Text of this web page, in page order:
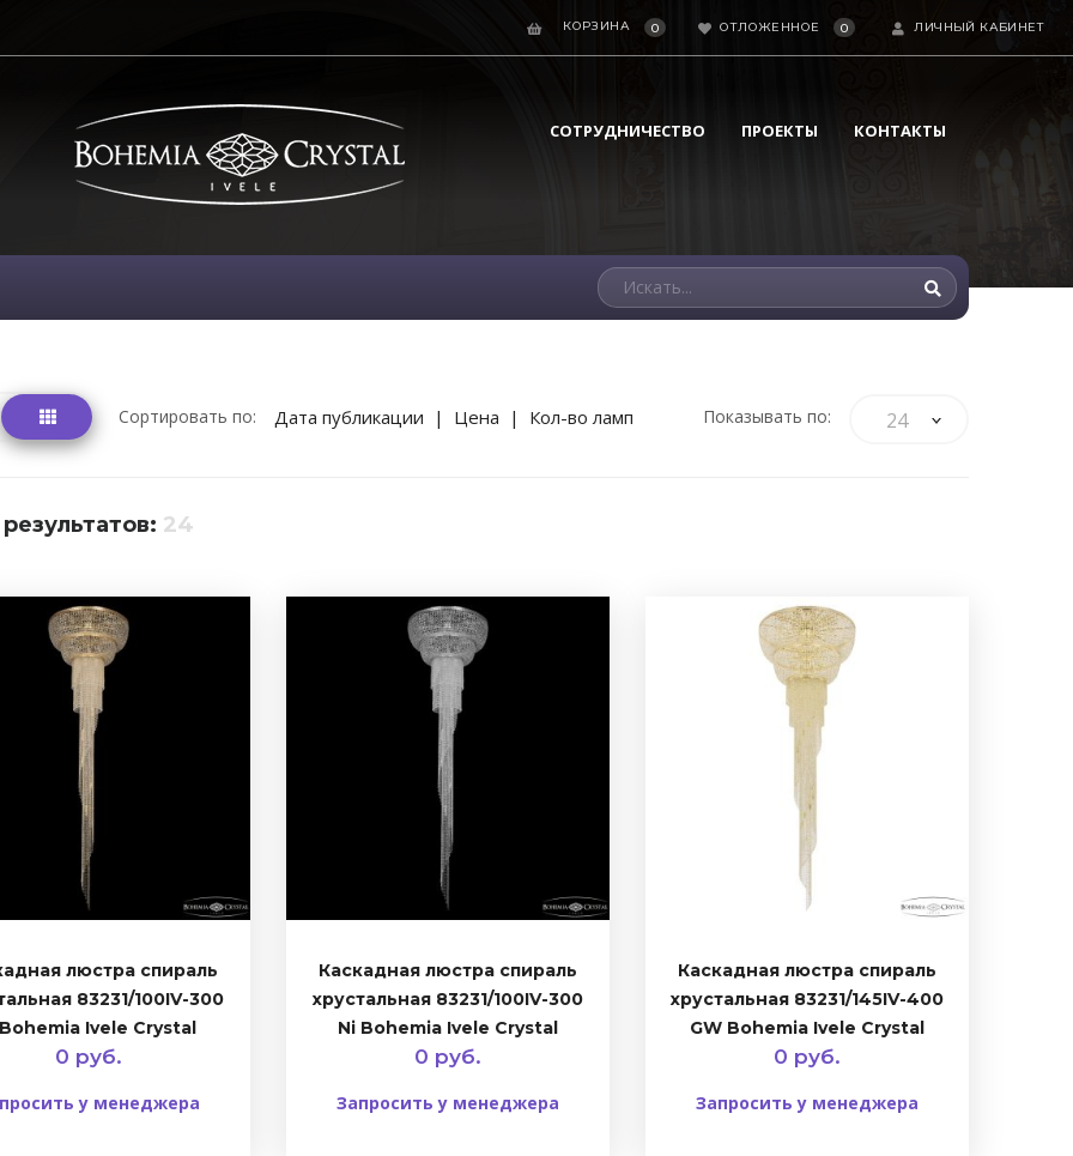
КОРЗИНА 0 ОТЛОЖЕННОЕ 0 ЛИЧНЫЙ КАБИНЕТ
СОТРУДНИЧЕСТВО ПРОЕКТЫ КОНТАКТЫ
Сортировать по: Дата публикации | Цена | Кол-во ламп Показывать по: 24
24
люстра спираль
83231/100IV-300
Ivele Crystal
0 руб.
у менеджера
Каскадная люстра спираль
хрустальная 83231/100IV-300
Ni Bohemia Ivele Crystal
0 руб.
Запросить у менеджера
Каскадная люстра спираль
хрустальная 83231/145IV-400
GW Bohemia Ivele Crystal
0 руб.
Запросить у менеджера